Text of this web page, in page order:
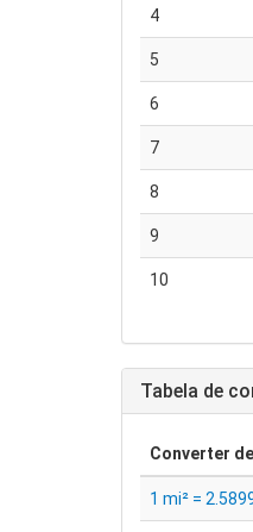
4
5
6
7
8
9
10
Tabela de
Converter de
1 mi² =